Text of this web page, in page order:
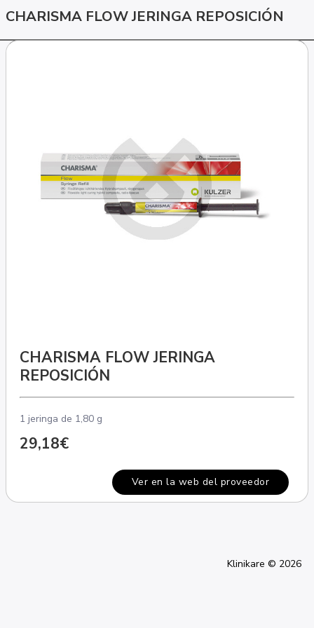
CHARISMA FLOW JERINGA REPOSICIÓN
CHARISMA FLOW JERINGA
REPOSICIÓN
1 jeringa de 1,80 g
29,18€
Ver en la web del proveedor
Klinikare © 2026